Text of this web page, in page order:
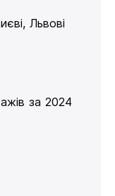
Львові
за 2024